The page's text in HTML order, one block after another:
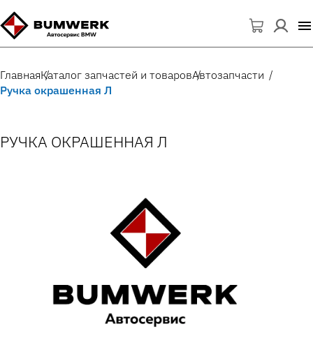
ГлавнаяКаталог запчастей и товаровАвтозапчасти
Ручка окрашенная Л
РУЧКА ОКРАШЕННАЯ Л